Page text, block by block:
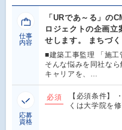
仕事
内容
「URであ～る」の
ロジェクトの企画立
せします。 まちづく
■建築工事監理 「施工
そんな悩みを同社な
キャリアを、…
応募
資格
必須
【必須条件】
くは大学院を